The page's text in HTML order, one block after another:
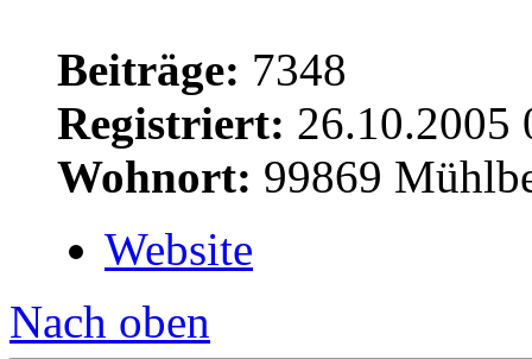
Beiträge: 7348
Registriert: 26.10.2005
Wohnort: 99869
Website
Nach oben